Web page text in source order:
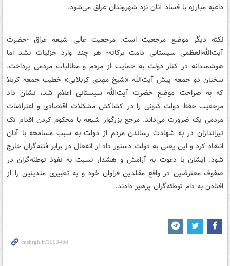
داعیه مبارزه با فساد آنان نزد شهروندان عراق می‌شود.
نکته دیگر موضع مرجعیت است. مرجعیت عالی شیعه عراق -حضرت
آیت‌الله‌العظمی سیستانی دامت برکاته- هر چند وارد جزئیات نشد اما
هوشمندانه در کنار دولت به حمایت از مردم و مطالبات مردمی پرداخت.
سخنان دو جمعه پیش آیت‌الله «شیخ مهدی کربلایی» خطیب جمعه کربلا
که به صراحت موضع حضرت آیت‌الله سیستانی اعلام شد، نشان داد
مرجعیت حفظ دولت کنونی را در کشاکش مشکلات اقتصادی و اعتراضات
مردمی یک ضرورت می‌داند. مرجع بزرگوار شیعه با محکوم کردن اقدام تک
تیراندازان در به شهادت رساندن مردم از دولت به سبب مسامحه با آنان
انتقاد کرد و این یعنی به دولت دستور داد از انفعال در برابر فتنه‌گران خارج
شود. ایشان با دعوت به آرامش و هشدار نسبت به نفوذ توطئه‌گران در
صفوف معترضین در واقع مقلدین فراوان خود و به تعبیری متدینین را از
افتادن به دام توطئه‌گران پرهیز دادند.